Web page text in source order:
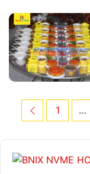
navigation
PreviousPage
1 …